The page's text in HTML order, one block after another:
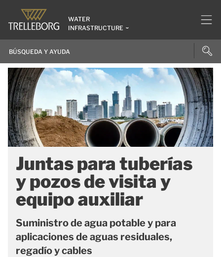
WATER
INFRASTRUCTURE
Juntas para tuberías
y pozos de visita y
equipo auxiliar
Suministro de agua potable y para
aplicaciones de aguas residuales,
regadío y cables